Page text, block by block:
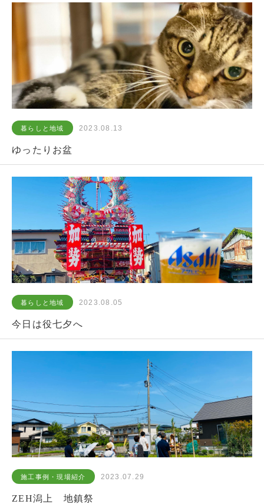
暮らしと地域 2023.08.13
ゆったりお盆
暮らしと地域 2023.08.05
今日は役七夕へ
施工事例・現場紹介 2023.07.29
ZEH潟上 地鎮祭